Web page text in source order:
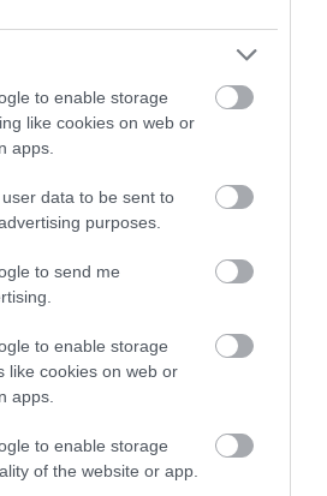
to enable storage
like cookies on web or
apps.
data to be sent to
purposes.
to send me
to enable storage
like cookies on web or
apps.
to enable storage
of the website or app.
nem tudtál koncer­ tezni, és
most is érzem a hatását.
könnyűzenei iparágat
Mostanra viszonylag